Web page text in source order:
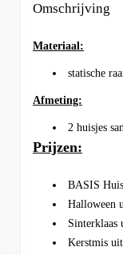
Omschrijving
Materiaal:
statische
Afmeting:
2 huisjes
Prijzen:
BASIS
Halloween
Kerstmis